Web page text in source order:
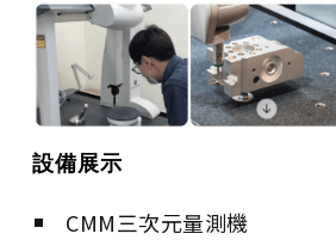
設備展示
CMM三次元量測機